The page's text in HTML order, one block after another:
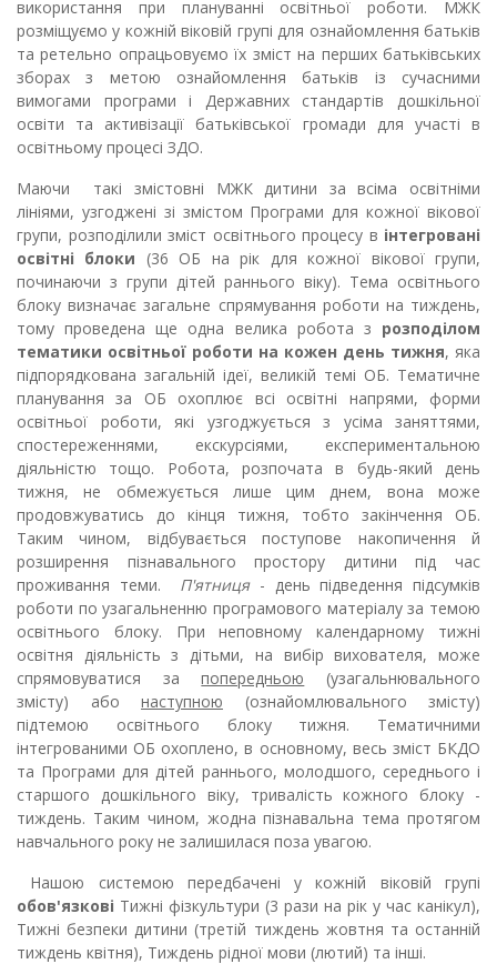
використання при плануванні освітньої роботи. МЖК
розміщуємо у кожній віковій групі для ознайомлення батьків
та ретельно опрацьовуємо їх зміст на перших батьківських
зборах з метою ознайомлення батьків із сучасними
вимогами програми і Державних стандартів дошкільної
освіти та активізації батьківської громади для участі в
освітньому процесі ЗДО.
Маючи такі змістовні МЖК дитини за всіма освітніми
лініями, узгоджені зі змістом Програми для кожної вікової
групи, розподілили зміст освітнього процесу в інтегровані
освітні блоки (36 ОБ на рік для кожної вікової групи,
починаючи з групи дітей раннього віку). Тема освітнього
блоку визначає загальне спрямування роботи на тиждень,
тому проведена ще одна велика робота з розподілом
тематики освітньої роботи на кожен день тижня, яка
підпорядкована загальній ідеї, великій темі ОБ. Тематичне
планування за ОБ охоплює всі освітні напрями, форми
освітньої роботи, які узгоджується з усіма заняттями,
спостереженнями, екскурсіями, експериментальною
діяльністю тощо. Робота, розпочата в будь-який день
тижня, не обмежується лише цим днем, вона може
продовжуватись до кінця тижня, тобто закінчення ОБ.
Таким чином, відбувається поступове накопичення й
розширення пізнавального простору дитини під час
проживання теми. П'ятниця- день підведення підсумків
роботи по узагальненню програмового матеріалу за темою
освітнього блоку. При неповному календарному тижні
освітня діяльність з дітьми, на вибір вихователя, може
спрямовуватися запопередньою (узагальнювального
змісту) або наступною (ознайомлювального змісту)
підтемою освітнього блоку тижня. Тематичними
інтегрованими ОБ охоплено, в основному, весь зміст БКДО
та Програми для дітей раннього, молодшого, середнього і
старшого дошкільного віку, тривалість кожного блоку -
тиждень. Таким чином, жодна пізнавальна тема протягом
навчального року не залишилася поза увагою.
Нашою системою передбачені у кожній віковій групі
обов'язкові Тижні фізкультури (3 рази на рік у час канікул),
Тижні безпеки дитини (третій тиждень жовтня та останній
тиждень квітня), Тиждень рідної мови (лютий) та інші.